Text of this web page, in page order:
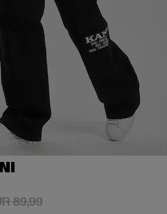
57,59
89,99Actieprijs: EUR 89,99